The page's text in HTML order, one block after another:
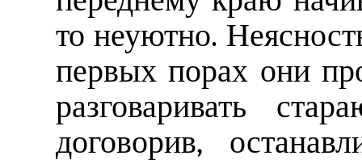
то неуютно.
первых порах они
разговаривать
договорив,